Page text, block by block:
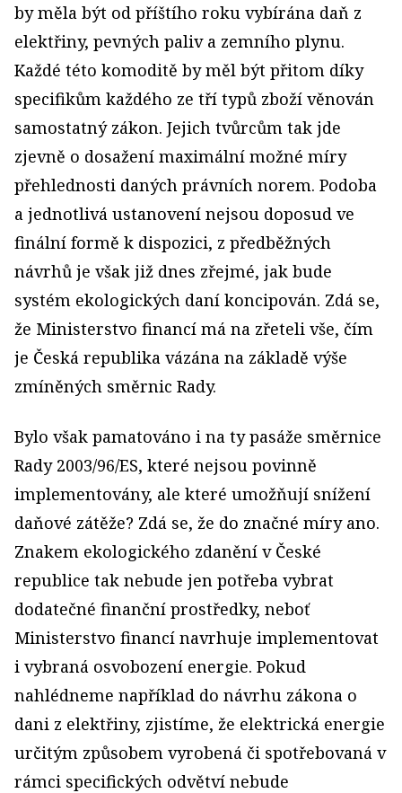
by měla být od příštího roku vybírána daň z
elektřiny, pevných paliv a zemního plynu.
Každé této komoditě by měl být přitom díky
specifikům každého ze tří typů zboží věnován
samostatný zákon. Jejich tvůrcům tak jde
zjevně o dosažení maximální možné míry
přehlednosti daných právních norem. Podoba
a jednotlivá ustanovení nejsou doposud ve
finální formě k dispozici, z předběžných
návrhů je však již dnes zřejmé, jak bude
systém ekologických daní koncipován. Zdá se,
že Ministerstvo financí má na zřeteli vše, čím
je Česká republika vázána na základě výše
zmíněných směrnic Rady.
Bylo však pamatováno i na ty pasáže směrnice
Rady 2003/96/ES, které nejsou povinně
implementovány, ale které umožňují snížení
daňové zátěže? Zdá se, že do značné míry ano.
Znakem ekologického zdanění v České
republice tak nebude jen potřeba vybrat
dodatečné finanční prostředky, neboť
Ministerstvo financí navrhuje implementovat
i vybraná osvobození energie. Pokud
nahlédneme například do návrhu zákona o
dani z elektřiny, zjistíme, že elektrická energie
určitým způsobem vyrobená či spotřebovaná v
rámci specifických odvětví nebude